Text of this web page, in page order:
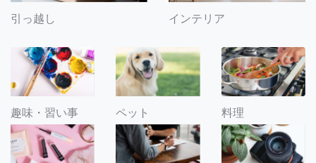
引っ越し インテリア
趣味・習い事 ペット 料理